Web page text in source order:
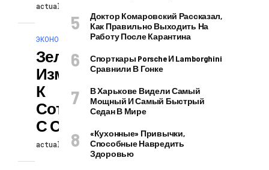
actuallynews
ЭКОНОМИКА И ПОЛИТИКА
Зеленский
Изменил Подход
К
Сотрудничеству
С США
actuallynews 05.07.2026
Доктор Комаровский Рассказал,
Как Правильно Выходить На
Работу После Карантина
Спорткары Porsche И Lamborghini
Сравнили В Гонке
В Харькове Видели Самый
Мощный И Самый Быстрый
Седан В Мире
«Кухонные» Привычки,
Способные Навредить
Здоровью